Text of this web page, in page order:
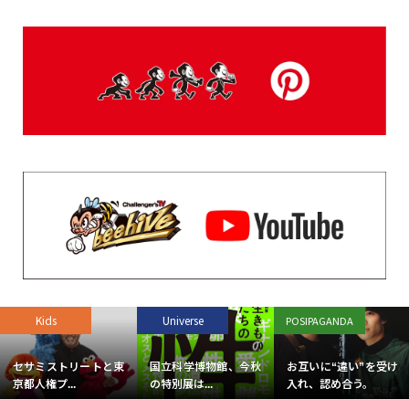
Kids
セサミストリートと東
京都人権プ...
Universe
国立科学博物館、今秋
の特別展は...
POSIPAGANDA
お互いに“違い”を受け
入れ、認め合う。